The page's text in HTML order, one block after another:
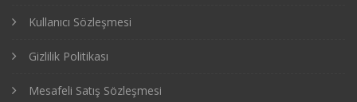
Kullanıcı Sözleşmesi
Gizlilik Politikası
Mesafeli Satış Sözleşmesi